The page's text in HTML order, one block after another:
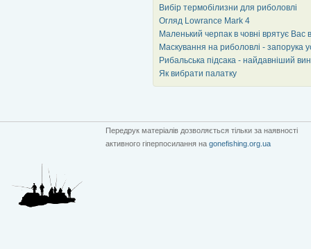
Вибір термобілизни для риболовлі
Огляд Lowrance Mark 4
Маленький черпак в човні врятує Вас
Маскування на риболовлі - запорука
Рибальська підсака - найдавніший
Як вибрати палатку
Передрук матеріалів дозволяється тільки за наявності
активного гіперпосилання на gonefishing.org.ua